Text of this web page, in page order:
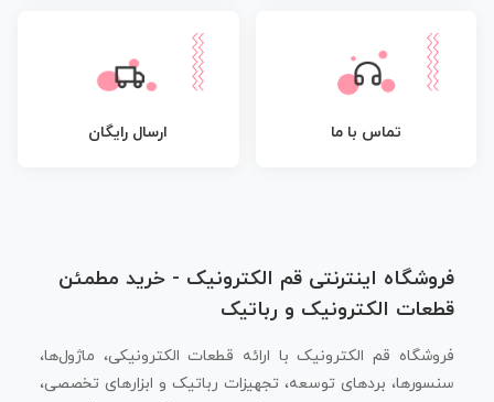
تماس با ما ارسال رایگان
فروشگاه اینترنتی قم الکترونیک - خرید مطمئن
قطعات الکترونیک و رباتیک
فروشگاه قم الکترونیک با ارائه قطعات الکترونیکی، ماژول‌ها،
سنسورها، بردهای توسعه، تجهیزات رباتیک و ابزارهای تخصصی،